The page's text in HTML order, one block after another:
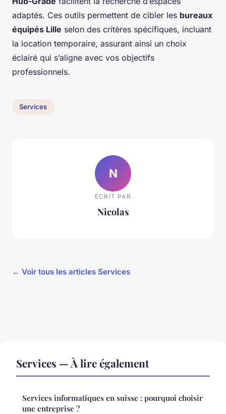
adaptés. Ces outils permettent de cibler les bureaux
équipés Lille selon des critères spécifiques, incluant
la location temporaire, assurant ainsi un choix
éclairé qui s’aligne avec vos objectifs
professionnels.
Services
N
ECRIT PAR
Nicolas
← Voir tous les articles Services
Services — À lire également
Services informatiques en suisse : pourquoi choisir
une entreprise ?